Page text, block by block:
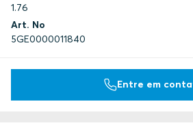
1.76
Art. No
5GE0000011840
Entre em